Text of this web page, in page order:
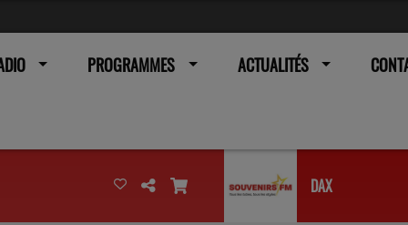
PROGRAMMES ACTUALITÉS
DAX